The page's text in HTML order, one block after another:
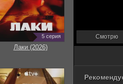
Смотрю
5 серия
Лаки (2026)